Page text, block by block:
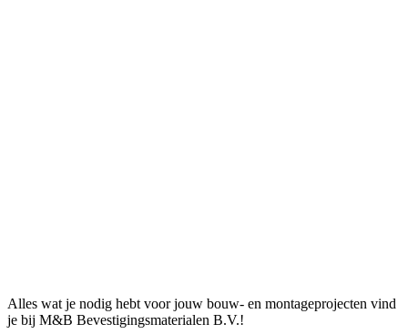
Alles wat je nodig hebt voor jouw bouw- en montageprojecten vind
je bij M&B Bevestigingsmaterialen B.V.!